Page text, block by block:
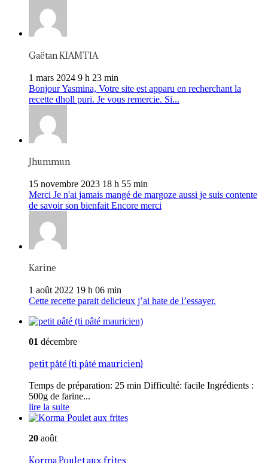
Gaëtan KIAMTIA
1 mars 2024 9 h 23 min
Bonjour Yasmina, Votre site est apparu en recherchant la
recette dholl puri. Je vous remercie. Si...
Jhummun
15 novembre 2023 18 h 55 min
Merci Je n'ai jamais mangé de margoze aussi je suis contente
de savoir son bienfait Encore merci
Karine
1 août 2022 19 h 06 min
Cette recette parait delicieux j’ai hate de l’essayer.
01 décembre
petit pâté (ti pâté mauricien)
Temps de préparation: 25 min Difficulté: facile Ingrédients :
500g de farine...
lire la suite
20 août
Korma Poulet aux frites